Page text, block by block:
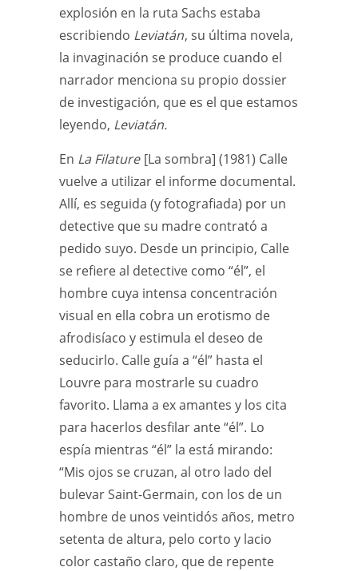
explosión en la ruta Sachs estaba
escribiendo Leviatán, su última novela,
la invaginación se produce cuando el
narrador menciona su propio dossier
de investigación, que es el que estamos
leyendo, Leviatán.
En La Filature [La sombra] (1981) Calle
vuelve a utilizar el informe documental.
Allí, es seguida (y fotografiada) por un
detective que su madre contrató a
pedido suyo. Desde un principio, Calle
se refiere al detective como “él”, el
hombre cuya intensa concentración
visual en ella cobra un erotismo de
afrodisíaco y estimula el deseo de
seducirlo. Calle guía a “él” hasta el
Louvre para mostrarle su cuadro
favorito. Llama a ex amantes y los cita
para hacerlos desfilar ante “él”. Lo
espía mientras “él” la está mirando:
“Mis ojos se cruzan, al otro lado del
bulevar Saint-Germain, con los de un
hombre de unos veintidós años, metro
setenta de altura, pelo corto y lacio
color castaño claro, que de repente